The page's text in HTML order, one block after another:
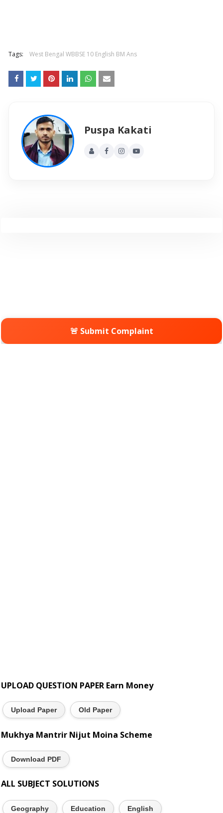
Tags: West Bengal WBBSE 10 English BM Ans
Puspa Kakati
🚨 Submit Complaint
UPLOAD QUESTION PAPER Earn Money
Upload Paper Old Paper
Mukhya Mantrir Nijut Moina Scheme
Download PDF
ALL SUBJECT SOLUTIONS
Geography Education English